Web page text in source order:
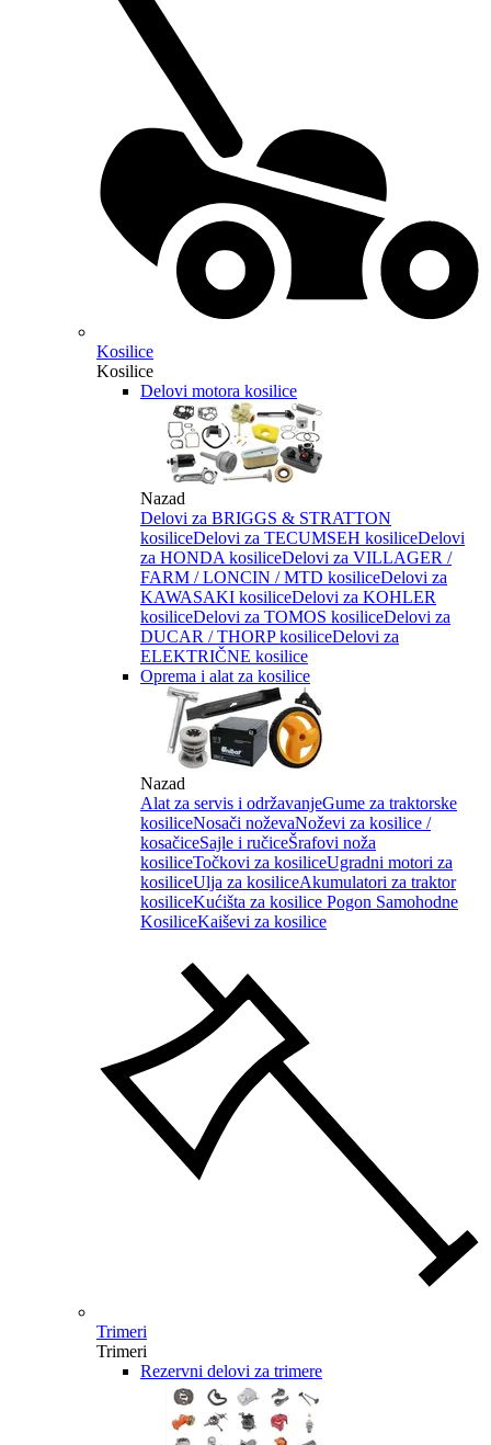
Kosilice
Kosilice
Delovi motora kosilice
Nazad
Delovi za BRIGGS & STRATTON
kosiliceDelovi za TECUMSEH kosiliceDelovi
za HONDA kosiliceDelovi za VILLAGER /
FARM / LONCIN / MTD kosiliceDelovi za
KAWASAKI kosiliceDelovi za KOHLER
kosiliceDelovi za TOMOS kosiliceDelovi za
DUCAR / THORP kosiliceDelovi za
ELEKTRIČNE kosilice
Oprema i alat za kosilice
Nazad
Alat za servis i održavanjeGume za traktorske
kosiliceNosači noževaNoževi za kosilice /
kosačiceSajle i ručiceŠrafovi noža
kosiliceTočkovi za kosiliceUgradni motori za
kosiliceUlja za kosiliceAkumulatori za traktor
kosiliceKućišta za kosilice Pogon Samohodne
KosiliceKaiševi za kosilice
Trimeri
Trimeri
Rezervni delovi za trimere